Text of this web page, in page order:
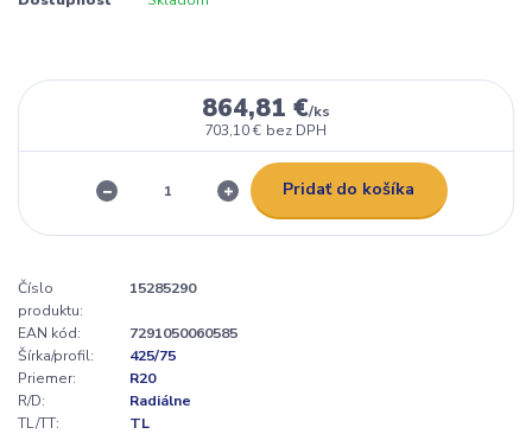
864,81 €/ks
703,10 € bez DPH
Pridať do košíka
Číslo
produktu:
15285290
EAN kód:
7291050060585
Šírka/profil:
425/75
Priemer:
R20
R/D:
Radiálne
TL/TT:
TL